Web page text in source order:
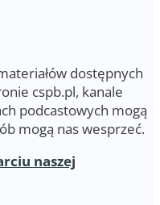
dostępnych
cspb.pl, kanale
podcastowych mogą
mogą nas wesprzeć.
naszej